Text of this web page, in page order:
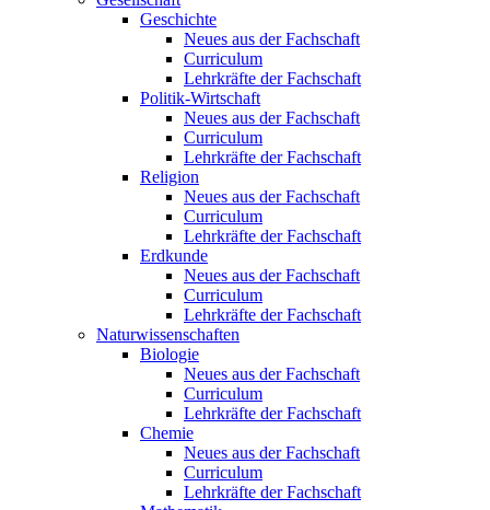
Geschichte
Neues aus der Fachschaft
Curriculum
Lehrkräfte der Fachschaft
Politik-Wirtschaft
Neues aus der Fachschaft
Curriculum
Lehrkräfte der Fachschaft
Religion
Neues aus der Fachschaft
Curriculum
Lehrkräfte der Fachschaft
Erdkunde
Neues aus der Fachschaft
Curriculum
Lehrkräfte der Fachschaft
Naturwissenschaften
Biologie
Neues aus der Fachschaft
Curriculum
Lehrkräfte der Fachschaft
Chemie
Neues aus der Fachschaft
Curriculum
Lehrkräfte der Fachschaft